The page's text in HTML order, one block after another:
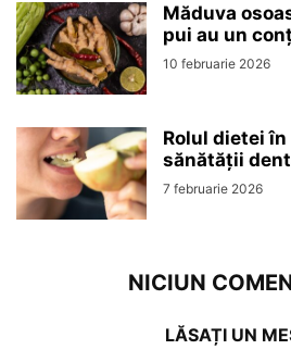
Măduva
pui au un
10 februarie 2026
Rolul dietei
sănătății
7 februarie 2026
NICIUN
LĂSAȚI UN